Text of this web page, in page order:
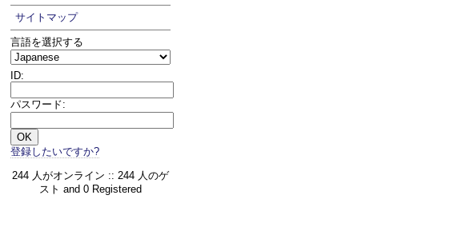
サイトマップ
言語を選択する
ID:
パスワード:
登録したいですか?
244 人がオンライン :: 244 人のゲ
スト and 0 Registered